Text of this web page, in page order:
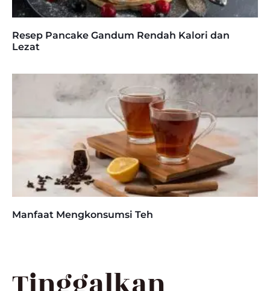
Resep Pancake Gandum Rendah Kalori dan
Lezat
Manfaat Mengkonsumsi Teh